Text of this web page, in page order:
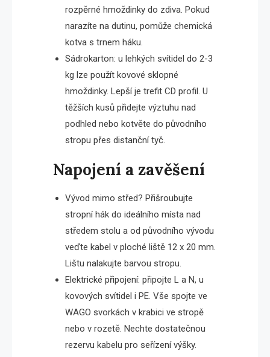
rozpěrné hmoždinky do zdiva. Pokud
narazíte na dutinu, pomůže chemická
kotva s trnem háku.
Sádrokarton: u lehkých svítidel do 2-3
kg lze použít kovové sklopné
hmoždinky. Lepší je trefit CD profil. U
těžších kusů přidejte výztuhu nad
podhled nebo kotvěte do původního
stropu přes distanční tyč.
Napojení a zavěšení
Vývod mimo střed? Přišroubujte
stropní hák do ideálního místa nad
středem stolu a od původního vývodu
veďte kabel v ploché liště 12 x 20 mm.
Lištu nalakujte barvou stropu.
Elektrické připojení: připojte L a N, u
kovových svítidel i PE. Vše spojte ve
WAGO svorkách v krabici ve stropě
nebo v rozetě. Nechte dostatečnou
rezervu kabelu pro seřízení výšky.